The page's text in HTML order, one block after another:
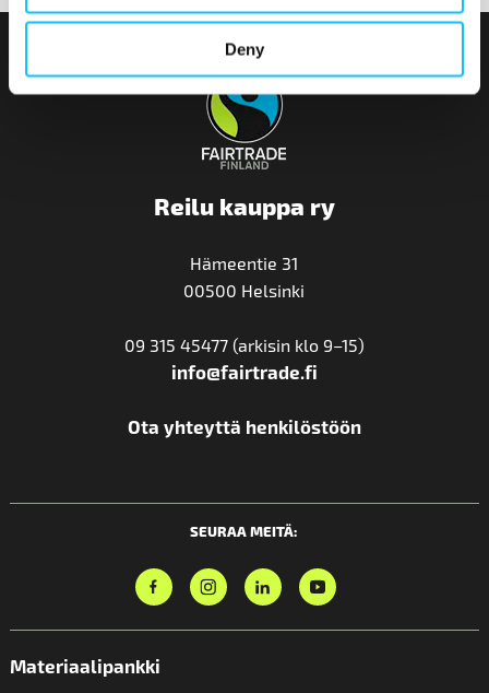
Deny
Reilu kauppa ry
Hämeentie 31
00500 Helsinki
09 315 45477 (arkisin klo 9–15)
info@fairtrade.fi
Ota yhteyttä henkilöstöön
SEURAA MEITÄ:
Materiaalipankki